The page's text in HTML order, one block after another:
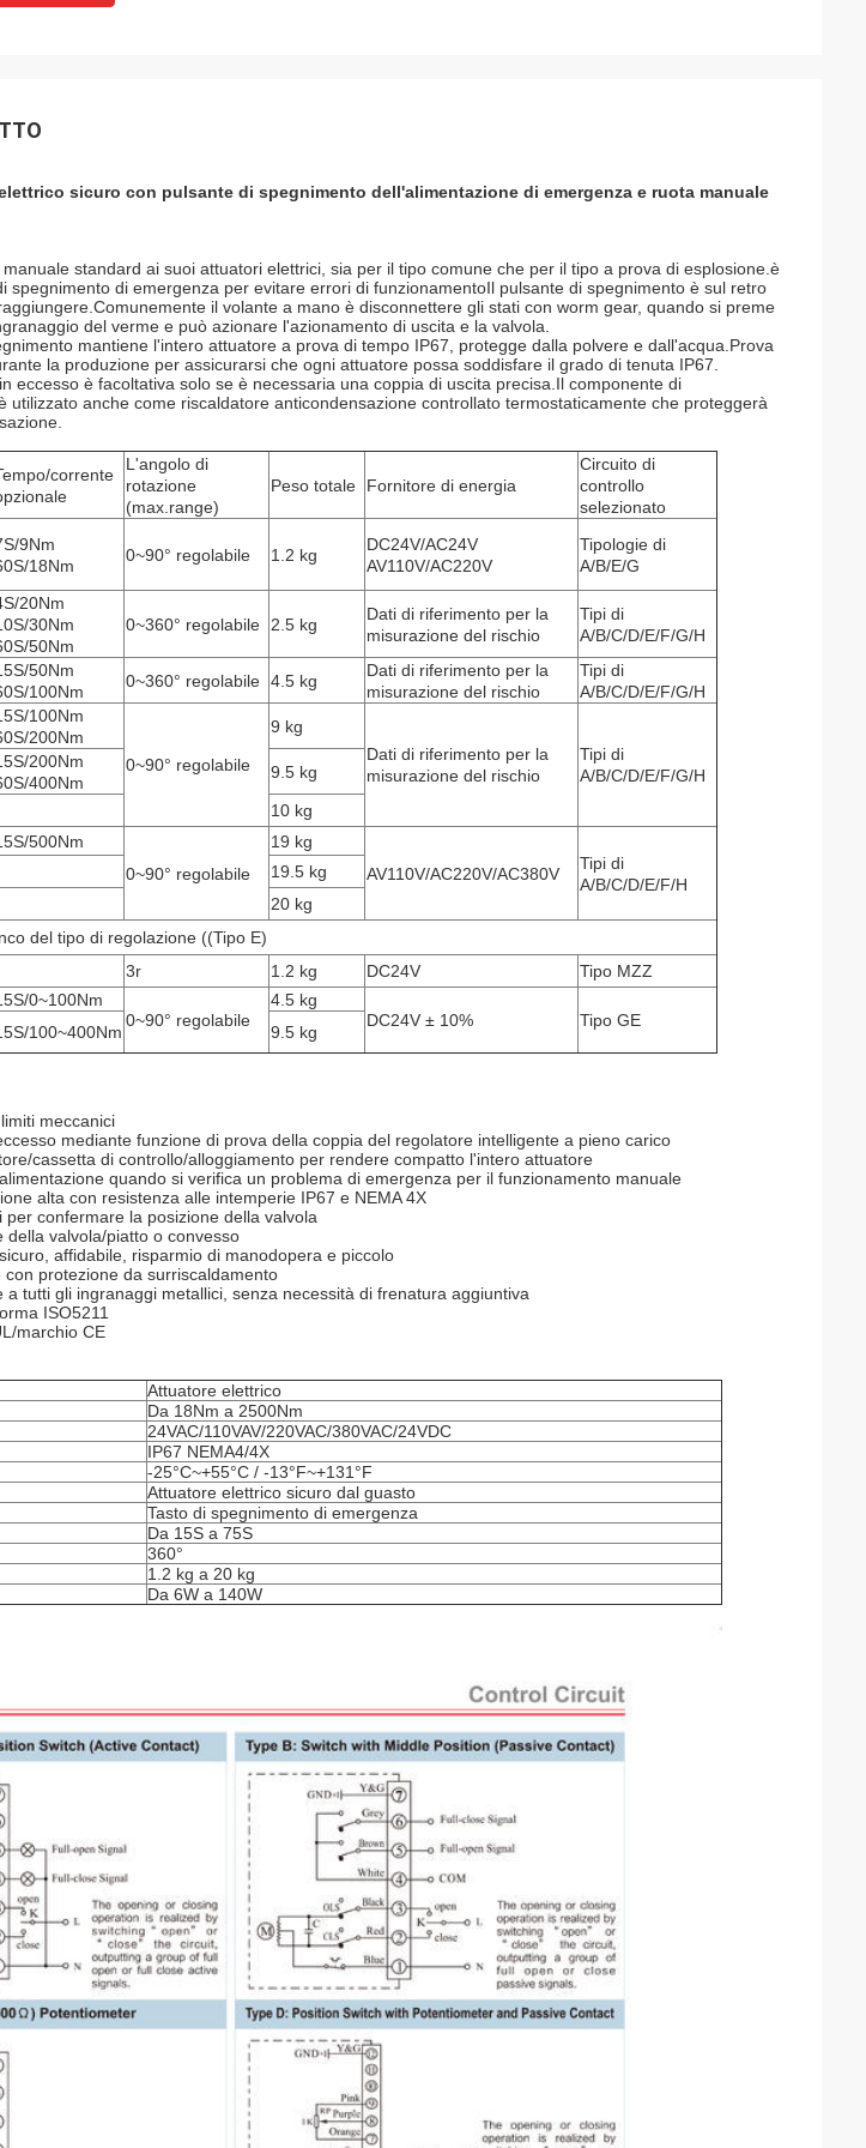
sicuro con pulsante di spegnimento dell'alimentazione di emergenza e ruota manuale
standard ai suoi attuatori elettrici, sia per il tipo comune che per il tipo a prova di esplosione.è
spegnimento di emergenza per evitare errori di funzionamentoIl pulsante di spegnimento è sul retro
il volante a mano è disconnettere gli stati con worm gear, quando si preme
del verme e può azionare l'azionamento di uscita e la valvola.
mantiene l'intero attuatore a prova di tempo IP67, protegge dalla polvere e dall'acqua.Prova
la produzione per assicurarsi che ogni attuatore possa soddisfare il grado di tenuta IP67.
eccesso è facoltativa solo se è necessaria una coppia di uscita precisa.Il componente di
utilizzato anche come riscaldatore anticondensazione controllato termostaticamente che proteggerà
corrente
L'angolo di
rotazione
(max.range)
Peso totale Fornitore di energia
Circuito di
controllo
selezionato
9Nm
18Nm
0~90° regolabile 1.2 kg
DC24V/AC24V
AV110V/AC220V
Tipologie di
A/B/E/G
20Nm
30Nm
50Nm
0~360° regolabile 2.5 kg
Dati di riferimento per la
misurazione del rischio
Tipi di
A/B/C/D/E/F/G/H
50Nm
100Nm
0~360° regolabile 4.5 kg
Dati di riferimento per la
misurazione del rischio
Tipi di
A/B/C/D/E/F/G/H
100Nm
200Nm
0~90° regolabile
9 kg
Dati di riferimento per la
misurazione del rischio
Tipi di
A/B/C/D/E/F/G/H
200Nm
400Nm
9.5 kg
10 kg
500Nm
0~90° regolabile
19 kg
AV110V/AC220V/AC380V
Tipi di
A/B/C/D/E/F/H
19.5 kg
20 kg
del tipo di regolazione ((Tipo E)
3r 1.2 kg DC24V
Tipo MZZ
0~100Nm
0~90° regolabile
4.5 kg
DC24V ± 10%
Tipo GE
100~400Nm 9.5 kg
meccanici
mediante funzione di prova della coppia del regolatore intelligente a pieno carico
cassetta di controllo/alloggiamento per rendere compatto l'intero attuatore
quando si verifica un problema di emergenza per il funzionamento manuale
alta con resistenza alle intemperie IP67 e NEMA 4X
confermare la posizione della valvola
della valvola/piatto o convesso
affidabile, risparmio di manodopera e piccolo
protezione da surriscaldamento
tutti gli ingranaggi metallici, senza necessità di frenatura aggiuntiva
ISO5211
marchio CE
Attuatore elettrico
Da 18Nm a 2500Nm
24VAC/110VAV/220VAC/380VAC/24VDC
IP67 NEMA4/4X
-25°C~+55°C / -13°F~+131°F
Attuatore elettrico sicuro dal guasto
Tasto di spegnimento di emergenza
Da 15S a 75S
360°
1.2 kg a 20 kg
Da 6W a 140W